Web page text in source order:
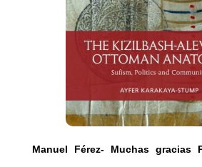
Manuel Férez- Muchas gracias